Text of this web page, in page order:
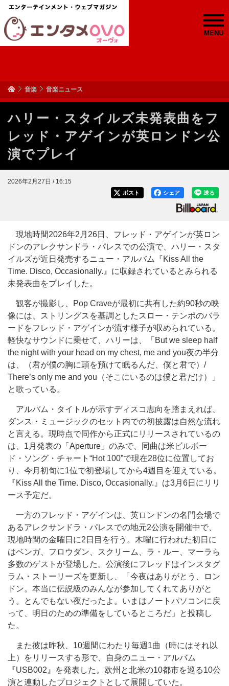
MENU
音楽 音楽ニュース
ハリー・スタイルズ未発表曲をフ
レッド・アゲインが英ロンドン公
演でプレイ
2026年2月27日 / 16:15
送る
シェア
ポスト
現地時間2026年2月26日、フレッド・アゲインが英ロン
ドンのアレクサンドラ・パレスでの公演で、ハリー・スタ
イルズが近日発売するニュー・アルバム『Kiss All the
Time. Disco, Occasionally.』に収録されているとみられる
未発表曲をプレイした。
観客が撮影し、Pop Craveが最初に共有した約90秒の映
像には、ストリングスを基調としたスロー・テンポのバラ
ードをフレッド・アゲインが流す様子が収められている。
軽快なサウンドに乗せて、ハリーは、「But we sleep half
the night with your head on my chest, me and you夜の半分
は、（君が僕の胸に頭を預けて眠るんだ、僕と君で）/
There’s only me and you（そこにいるのは僕と君だけ）」
と歌っている。
アルバム・タイトルが示すディスコ志向を踏まえれば、
ダンス・ミュージックのセット内での初披露は自然な流れ
と言える。現時点で同作から正式にリリースされているの
は、1月発表の「Aperture」のみで、同曲は米ビルボー
ド・ソング・チャート“Hot 100”で現在28位に位置してお
り、今月初旬に1位で初登場してから4週目を迎えている。
『Kiss All the Time. Disco, Occasionally.』は3月6日にリリ
ース予定だ。
一方のフレッド・アゲインは、英ロンドンの名門会場で
あるアレクサンドラ・パレスでの地元2公演を開催中で、
現地時間の金曜日に2日目を行う。木曜に行われた初日に
はベンガ、フロウダン、スクリーム、ラ・ルー、マーラら
多数のゲストが登場した。公演後にフレッドはインスタグ
ラム・ストーリーズを更新し、「今夜はありがとう、ロン
ドン。本当に伝説級のみんなが参加してくれてありがと
う。とんでもない夜だったよ。いまはノートパソコンに戻
って、明日のための準備をしているところだ」と投稿し
た。
また彼は昨秋、10週間にわたり毎週1曲（時にはそれ以
上）をリリースする形で、自身のニュー・アルバム
『USB002』を発表した。欧州と北米の10都市を巡る10公
演と連動したプロジェクトとして展開していた。